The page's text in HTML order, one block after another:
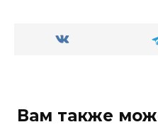
Вам также